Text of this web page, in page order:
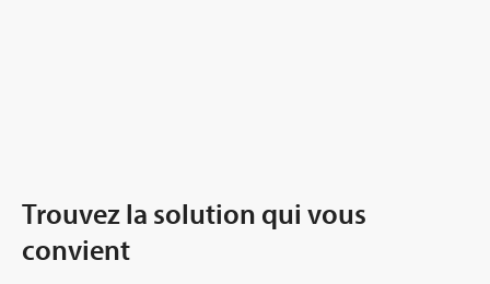
Trouvez la solution qui vous
convient